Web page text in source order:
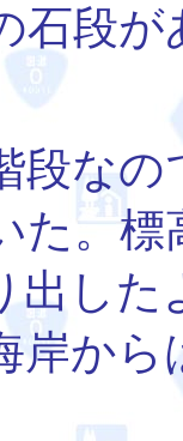
段が
なの
た。
出した
岸か